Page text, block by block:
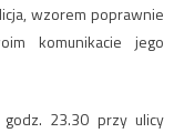
wzorem poprawnie
komunikacie jego
23.30 przy ulicy